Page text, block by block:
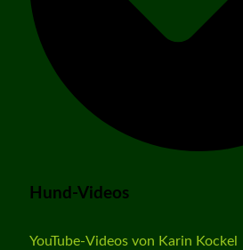
Hund-Videos
YouTube-Videos von Karin Kockel